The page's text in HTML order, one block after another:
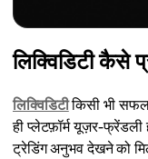
लिक्विडिटी कैसे
लिक्विडिटीकिसी भी सफल
ही प्लेटफ़ॉर्म यूज़र-
ट्रेडिंग अनुभव देखने को